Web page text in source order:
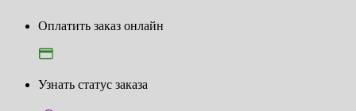
Оплатить заказ онлайн
Узнать статус заказа